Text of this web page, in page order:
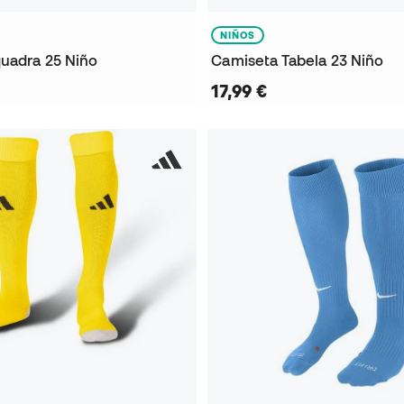
25 Niño
NIÑOS
Camiseta Tabela 23 Niño
17,99 €